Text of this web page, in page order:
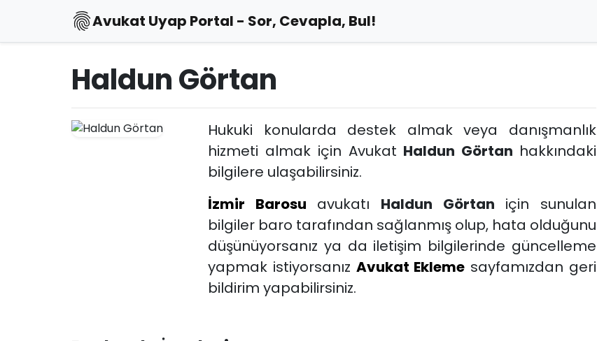
Avukat Uyap Portal - Sor, Cevapla, Bul!
Haldun Görtan
Hukuki konularda destek almak veya danışmanlık
hizmeti almak için Avukat Haldun Görtan hakkındaki
bilgilere ulaşabilirsiniz.
İzmir Barosu
avukatı Haldun Görtan için sunulan
bilgiler baro tarafından sağlanmış olup, hata olduğunu
düşünüyorsanız ya da iletişim bilgilerinde güncelleme
yapmak istiyorsanız Avukat Ekleme sayfamızdan geri
bildirim yapabilirsiniz.